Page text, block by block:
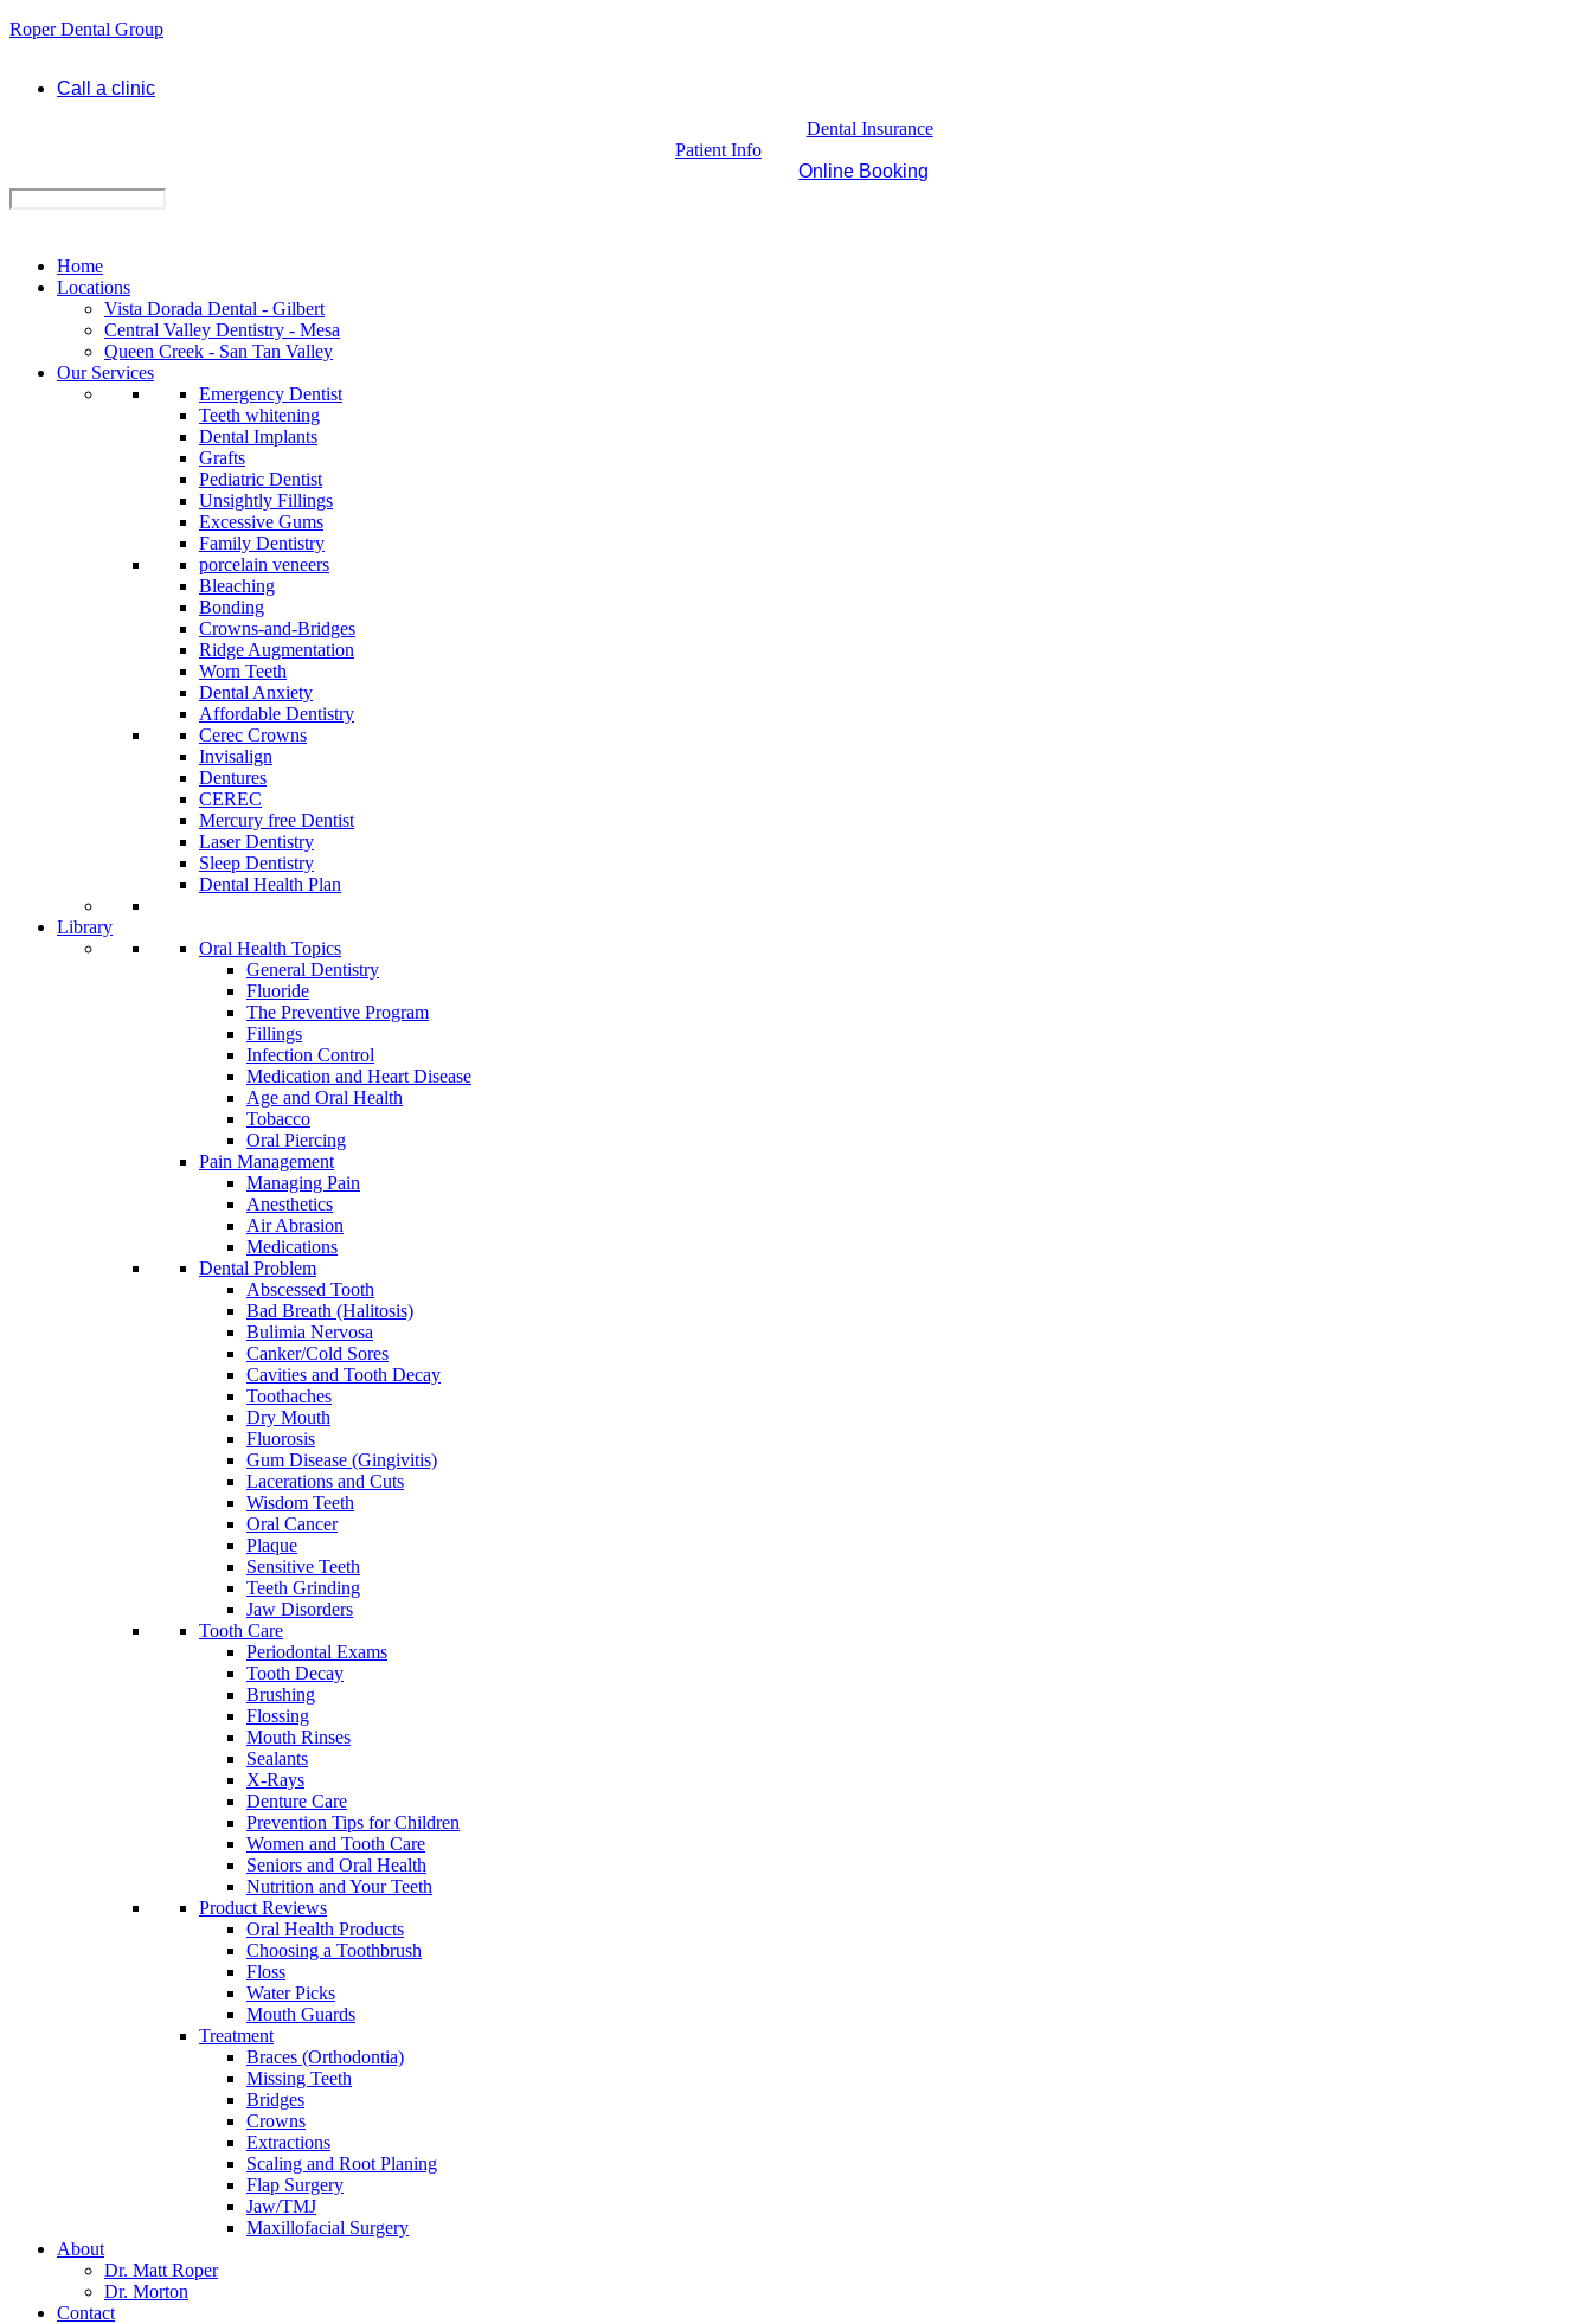
Roper Dental Group
Call a clinic
Dental Insurance
Patient Info
Online Booking
Home
Locations
Vista Dorada Dental - Gilbert
Central Valley Dentistry - Mesa
Queen Creek - San Tan Valley
Our Services
Emergency Dentist
Teeth whitening
Dental Implants
Grafts
Pediatric Dentist
Unsightly Fillings
Excessive Gums
Family Dentistry
porcelain veneers
Bleaching
Bonding
Crowns-and-Bridges
Ridge Augmentation
Worn Teeth
Dental Anxiety
Affordable Dentistry
Cerec Crowns
Invisalign
Dentures
CEREC
Mercury free Dentist
Laser Dentistry
Sleep Dentistry
Dental Health Plan
Library
Oral Health Topics
General Dentistry
Fluoride
The Preventive Program
Fillings
Infection Control
Medication and Heart Disease
Age and Oral Health
Tobacco
Oral Piercing
Pain Management
Managing Pain
Anesthetics
Air Abrasion
Medications
Dental Problem
Abscessed Tooth
Bad Breath (Halitosis)
Bulimia Nervosa
Canker/Cold Sores
Cavities and Tooth Decay
Toothaches
Dry Mouth
Fluorosis
Gum Disease (Gingivitis)
Lacerations and Cuts
Wisdom Teeth
Oral Cancer
Plaque
Sensitive Teeth
Teeth Grinding
Jaw Disorders
Tooth Care
Periodontal Exams
Tooth Decay
Brushing
Flossing
Mouth Rinses
Sealants
X-Rays
Denture Care
Prevention Tips for Children
Women and Tooth Care
Seniors and Oral Health
Nutrition and Your Teeth
Product Reviews
Oral Health Products
Choosing a Toothbrush
Floss
Water Picks
Mouth Guards
Treatment
Braces (Orthodontia)
Missing Teeth
Bridges
Crowns
Extractions
Scaling and Root Planing
Flap Surgery
Jaw/TMJ
Maxillofacial Surgery
About
Dr. Matt Roper
Dr. Morton
Contact